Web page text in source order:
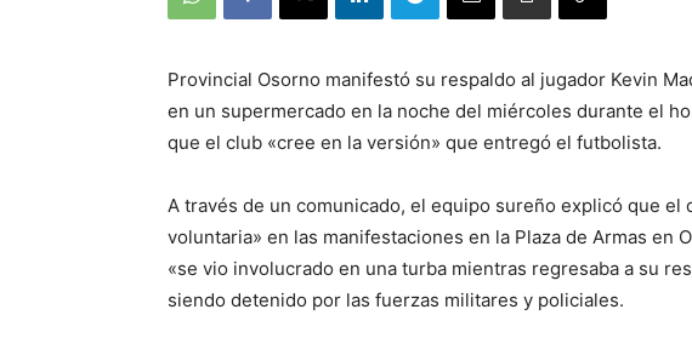
Provincial Osorno manifestó su respaldo al jugador Kevin
en un supermercado en la noche del miércoles durante el
que el club «cree en la versión» que entregó el futbolista.
A través de un comunicado, el equipo sureño explicó que
voluntaria» en las manifestaciones en la Plaza de Armas en
«se vio involucrado en una turba mientras regresaba a su
siendo detenido por las fuerzas militares y policiales.